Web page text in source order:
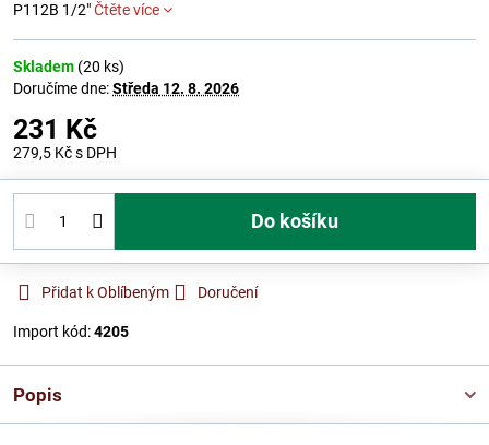
P112B 1/2"Čtěte více
Skladem (20 ks)
Doručíme dne:Středa 12. 8. 2026
231 Kč
279,5 Kčs DPH
Do košíku
Přidat k Oblíbeným Doručení
Import kód:4205
Popis